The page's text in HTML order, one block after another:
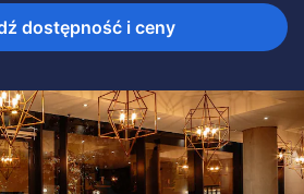
dostępność i ceny